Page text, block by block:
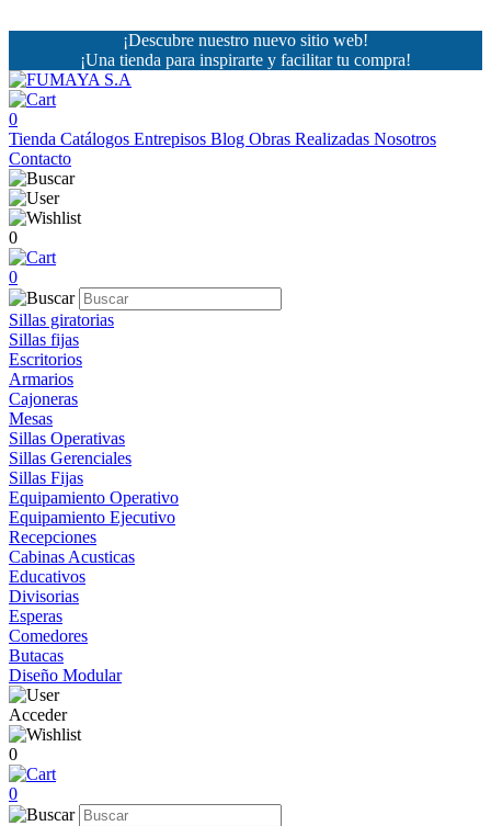
¡Descubre nuestro nuevo sitio web!
¡Una tienda para inspirarte y facilitar tu compra!
0
Tienda Catálogos Entrepisos Blog Obras Realizadas Nosotros
Contacto
0
0
Sillas giratorias
Sillas fijas
Escritorios
Armarios
Cajoneras
Mesas
Sillas Operativas
Sillas Gerenciales
Sillas Fijas
Equipamiento Operativo
Equipamiento Ejecutivo
Recepciones
Cabinas Acusticas
Educativos
Divisorias
Esperas
Comedores
Butacas
Diseño Modular
Acceder
0
0